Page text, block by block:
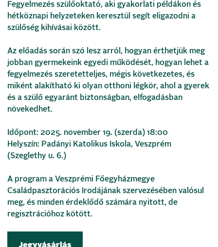
Fegyelmezés szülőoktató, aki gyakorlati példákon és
hétköznapi helyzeteken keresztül segít eligazodni a
szülőség kihívásai között.
Az előadás során szó lesz arról, hogyan érthetjük meg
jobban gyermekeink egyedi működését, hogyan lehet a
fegyelmezés szeretetteljes, mégis következetes, és
miként alakítható ki olyan otthoni légkör, ahol a gyerek
és a szülő egyaránt biztonságban, elfogadásban
növekedhet.
Időpont: 2025. november 19. (szerda) 18:00
Helyszín: Padányi Katolikus Iskola, Veszprém
(Szeglethy u. 6.)
A program a Veszprémi Főegyházmegye
Családpasztorációs Irodájának szervezésében valósul
meg, és minden érdeklődő számára nyitott, de
regisztrációhoz kötött.
Jegyvásárlás